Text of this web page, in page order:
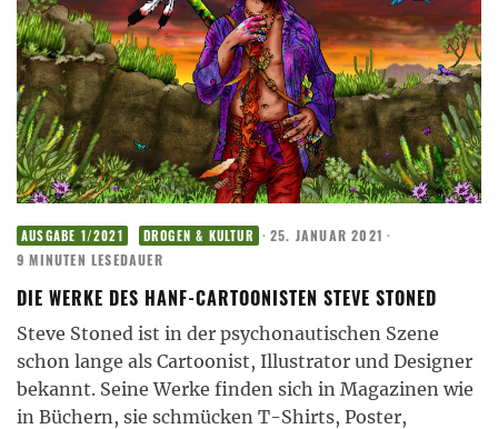
AUSGABE 1/2021 DROGEN & KULTUR · 25. JANUAR 2021 ·
9 MINUTEN LESEDAUER
DIE WERKE DES HANF-CARTOONISTEN STEVE STONED
Steve Stoned ist in der psychonautischen Szene
schon lange als Cartoonist, Illustrator und Designer
bekannt. Seine Werke finden sich in Magazinen wie
in Büchern, sie schmücken T-Shirts, Poster,